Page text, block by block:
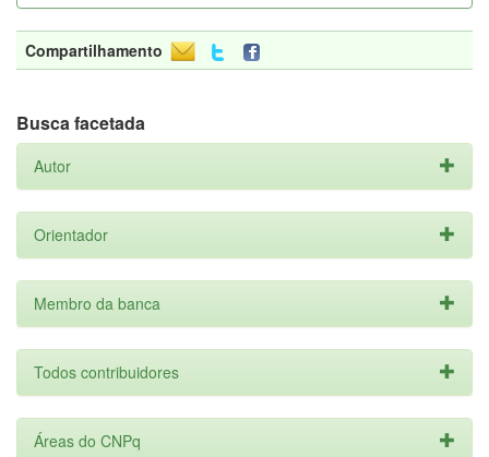
Compartilhamento
Busca facetada
Autor
Orientador
Membro da banca
Todos contribuidores
Áreas do CNPq